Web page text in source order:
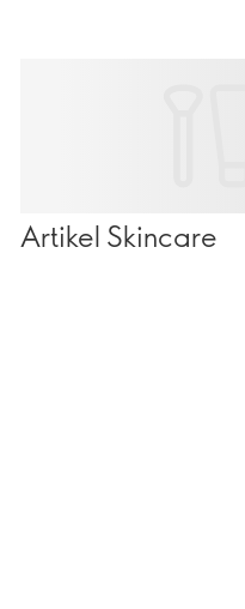
Artikel Skincare